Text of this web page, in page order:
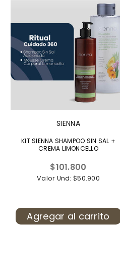
SIENNA
KIT SIENNA SHAMPOO SIN SAL +
CREMA LIMONCELLO
Precio
habitual
$101.800
Valor Und: $50.900
Agregar al carrito